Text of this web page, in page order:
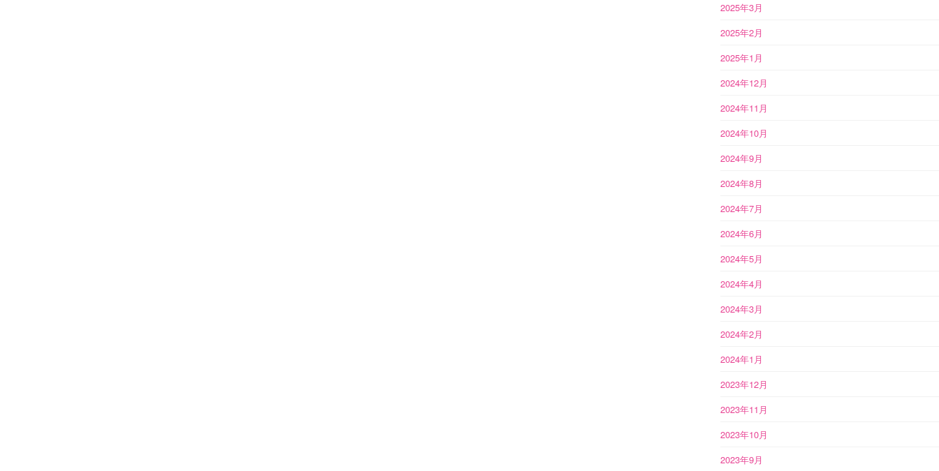
2025年3月
2025年2月
2025年1月
2024年12月
2024年11月
2024年10月
2024年9月
2024年8月
2024年7月
2024年6月
2024年5月
2024年4月
2024年3月
2024年2月
2024年1月
2023年12月
2023年11月
2023年10月
2023年9月